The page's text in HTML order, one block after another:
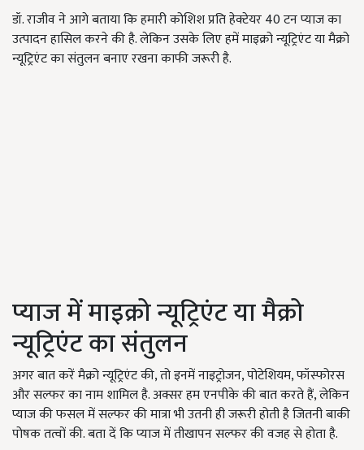
डॉ. राजीव ने आगे बताया कि हमारी कोशिश प्रति हेक्टेयर 40 टन प्याज का
उत्पादन हासिल करने की है. लेकिन उसके लिए हमें माइक्रो न्यूट्रिएंट या मैक्रो
न्यूट्रिएंट का संतुलन बनाए रखना काफी जरूरी है.
प्याज में माइक्रो न्यूट्रिएंट या मैक्रो
न्यूट्रिएंट का संतुलन
अगर बात करें मैक्रो न्यूट्रिएंट की, तो इनमें नाइट्रोजन, पोटेशियम, फॉस्फोरस
और सल्फर का नाम शामिल है. अक्सर हम एनपीके की बात करते हैं, लेकिन
प्याज की फसल में सल्फर की मात्रा भी उतनी ही जरूरी होती है जितनी बाकी
पोषक तत्वों की. बता दें कि प्याज में तीखापन सल्फर की वजह से होता है.